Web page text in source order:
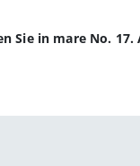
Sie in mare No.